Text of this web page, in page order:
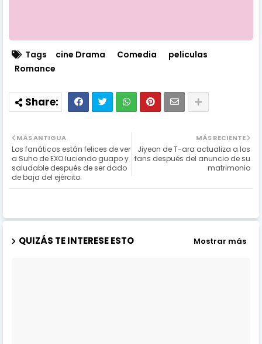
Tags cine Drama Comedia
peliculas
Romance
MÁS RECIENTE
Jiyeon de T-ara actualiza a los
fans después del anuncio de su
matrimonio
MÁS ANTIGUA
Los fanáticos están felices de ver
a Suho de EXO luciendo guapo y
saludable después de ser dado
de baja del ejército.
QUIZÁS TE INTERESE ESTO Mostrar más